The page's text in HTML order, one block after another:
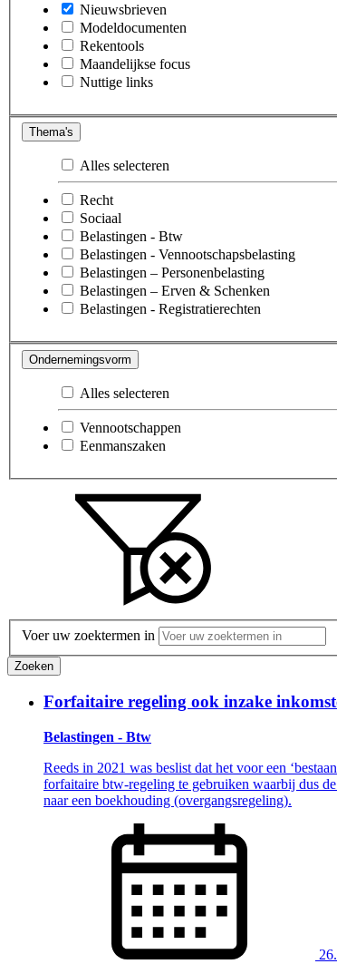
Nieuwsbrieven
Modeldocumenten
Rekentools
Maandelijkse focus
Nuttige links
Thema's
Alles selecteren
Recht
Sociaal
Belastingen - Btw
Belastingen - Vennootschapsbelasting
Belastingen – Personenbelasting
Belastingen – Erven & Schenken
Belastingen - Registratierechten
Ondernemingsvorm
Alles selecteren
Vennootschappen
Eenmanszaken
Voer uw zoektermen in
Zoeken
Forfaitaire regeling ook inzake
Belastingen - Btw
Reeds in 2021 was beslist dat het voor een
forfaitaire btw-regeling te gebruiken waarbij dus
naar een boekhouding (overgangsregeling).